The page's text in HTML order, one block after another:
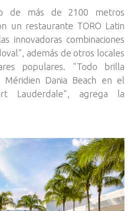
de más de 2100 metros
un restaurante TORO Latin
innovadoras combinaciones
además de otros locales
populares. "Todo brilla
Dania Beach en el
Lauderdale", agrega la